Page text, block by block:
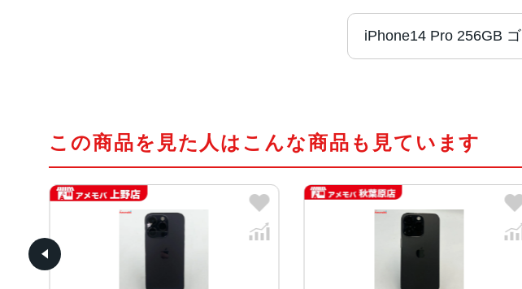
iPhone14 Pro 256GB
カラー
容量
サイズ・重さ
この商品を見た人はこんな商品も見ています